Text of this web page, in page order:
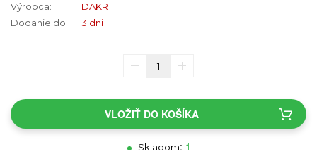
Výrobca:
DAKR
Dodanie do:
3 dni
VLOŽIŤ DO KOŠÍKA
Skladom: 1